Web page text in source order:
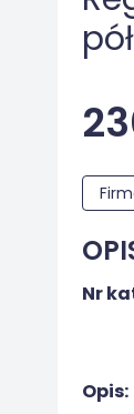
Nr
Opis: